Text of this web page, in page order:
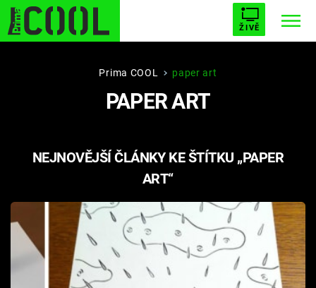
ŽIVĚ
STARHOUSE BUFFY, PŘEMOŽITELKA UPÍRŮ
PLNEJ KOTEL AVENGERS 5
Filmy
Seriály
Prima COOL paper art
PAPER ART
NEJNOVĚJŠÍ ČLÁNKY KE ŠTÍTKU „PAPER
ART“